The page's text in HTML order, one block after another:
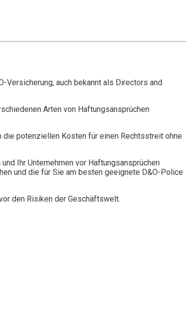
Versicherung, auch bekannt als Directors and
Arten von Haftungsansprüchen
potenziellen Kosten für einen Rechtsstreit ohne
Ihr Unternehmen vor Haftungsansprüchen
und die für Sie am besten geeignete D&O-Police
den Risiken der Geschäftswelt.